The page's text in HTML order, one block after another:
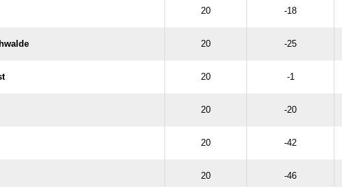
20 -18
20 -25
20 -1
20 -20
20 -42
20 -46